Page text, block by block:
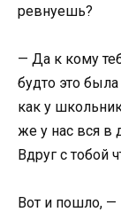
ревнуешь?
— Да к кому
будто это
как у
же у нас вся в
Вдруг с тобой
Вот и пошло, —